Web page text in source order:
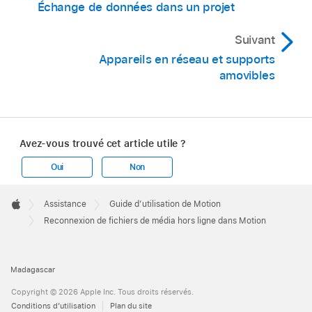
de dialogue affiche le fichier de données
Sélectionnez le fichier, puis cliquez sur Ouvrir
Dans Motion, ouvrez la liste Média.
Ouvrez l’inspecteur multimédia, puis cliquez
sur le bouton Reconnecter le média situé sous
Motion tente de retrouver le premier fichier
données manquant sélectionné. Si la
recherche est infructueuse, naviguez
manuellement jusqu’à l’emplacement du fichier,
Échange de données dans un projet
Suivant
Appareils en réseau et supports
amovibles
Avez-vous trouvé cet article utile ?
Oui Non
Footer

Apple
Assistance
Guide d’utilisation de Motion
Reconnexion de fichiers de média hors ligne dans Motion
Madagascar
Copyright © 2026 Apple Inc. Tous droits réservés.
Conditions d’utilisation
Plan du site